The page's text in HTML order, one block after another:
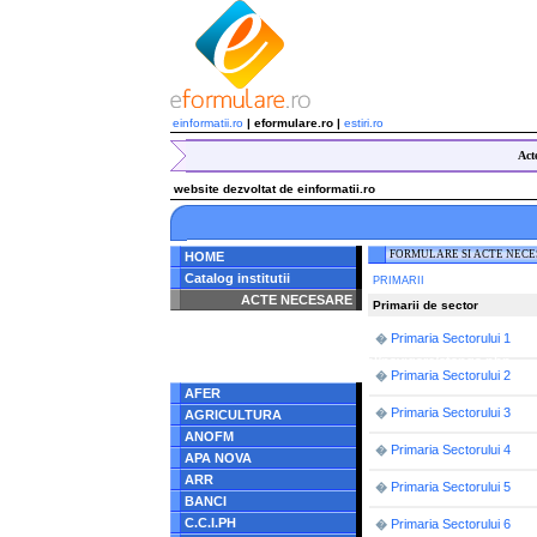
einformatii.ro | eformulare.ro | estiri.ro
website dezvoltat de einformatii.ro
HOME
Catalog institutii
ACTE NECESARE
AFER
AGRICULTURA
ANOFM
APA NOVA
ARR
BANCI
C.C.I.PH
FORMULARE SI ACTE
PRIMARII
Primarii de sector
� Primaria Sectorului 1
� Primaria Sectorului 2
� Primaria Sectorului 3
� Primaria Sectorului 4
� Primaria Sectorului 5
� Primaria Sectorului 6